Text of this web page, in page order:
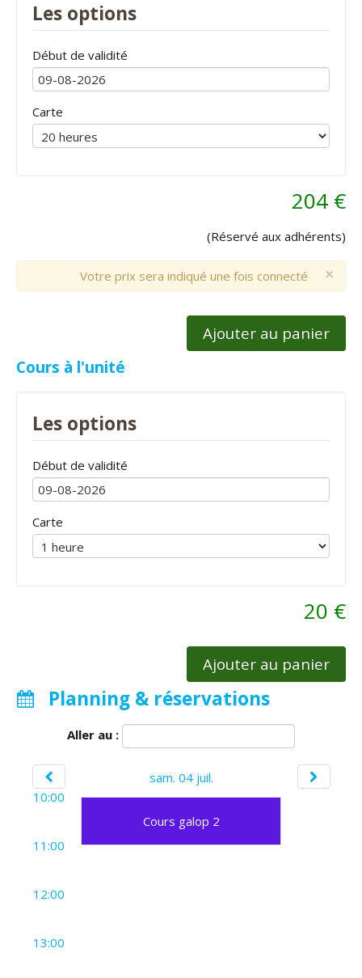
Les options
Début de validité
Carte
204 €
(Réservé aux adhérents)
×
Votre prix sera indiqué une fois connecté
Ajouter au panier
Cours à l'unité
Les options
Début de validité
Carte
20 €
Ajouter au panier
Planning & réservations
Aller au :
10:00
11:00
12:00
13:00
sam. 04 juil.
Cours galop 2